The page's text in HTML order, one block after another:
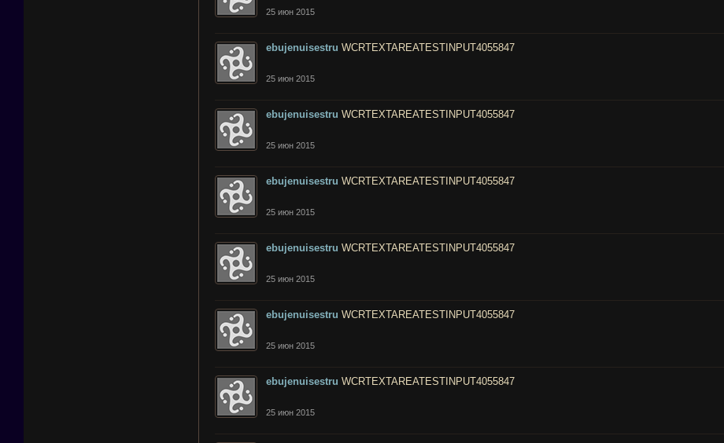
25 июн 2015
ebujenuisestru WCRTEXTAREATESTINPUT4055847
25 июн 2015
ebujenuisestru WCRTEXTAREATESTINPUT4055847
25 июн 2015
ebujenuisestru WCRTEXTAREATESTINPUT4055847
25 июн 2015
ebujenuisestru WCRTEXTAREATESTINPUT4055847
25 июн 2015
ebujenuisestru WCRTEXTAREATESTINPUT4055847
25 июн 2015
ebujenuisestru WCRTEXTAREATESTINPUT4055847
25 июн 2015